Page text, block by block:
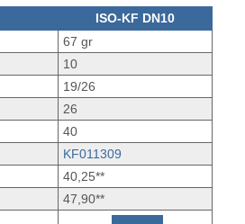
ISO-KF DN10
67 gr
10
19/26
26
40
KF011309
40,25**
47,90**